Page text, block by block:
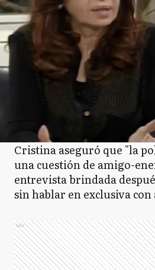
Cristina aseguró que "la
una cuestión de amigo-
entrevista brindada
sin hablar en exclusiva
Ads